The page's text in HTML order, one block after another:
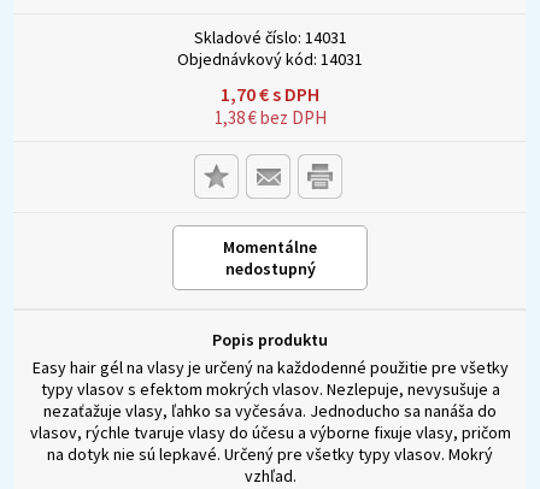
Skladové číslo: 14031
Objednávkový kód: 14031
1,70€s DPH
1,38€bez DPH
Momentálne
nedostupný
Popis produktu
Easy hair gél na vlasy je určený na každodenné použitie pre všetky
typy vlasov s efektom mokrých vlasov. Nezlepuje, nevysušuje a
nezaťažuje vlasy, ľahko sa vyčesáva. Jednoducho sa nanáša do
vlasov, rýchle tvaruje vlasy do účesu a výborne fixuje vlasy, pričom
na dotyk nie sú lepkavé. Určený pre všetky typy vlasov. Mokrý
vzhľad.